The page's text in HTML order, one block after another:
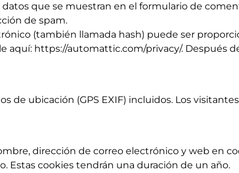
que se muestran en el formulario de
de spam.
(también llamada hash) puede ser
aquí: https://automattic.com/privacy/. Después
de ubicación (GPS EXIF) incluidos. Los
dirección de correo electrónico y web en
Estas cookies tendrán una duración de un año.